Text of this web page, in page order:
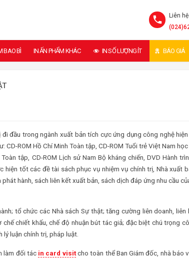
Liên
BAO BÌ IN ẤN PHẨM KHÁC IN SỐ LƯỢNG ÍT BÁO GIÁ
đầu trong ngành xuất bản tích cực ứng dụng công nghệ
ROM Hồ Chí Minh Toàn tập, CD-ROM Tuổi trẻ Việt Nam
tập, CD-ROM Lịch sử Nam Bộ kháng chiến, DVD Hành
tốt các đề tài sách phục vụ nhiệm vụ chính trị, Nhà xuất
hành, sách liên kết xuất bản, sách dịch đáp ứng nhu cầu
tổ chức các Nhà sách Sự thật; tăng cường liên doanh, liên
chiết khấu, chế độ nhuận bút tác giả; đặc biệt chú trọng
luận chính trị, pháp luật.
làm đối tác in card visitcho toàn thể Ban Giám đốc, nhà báo